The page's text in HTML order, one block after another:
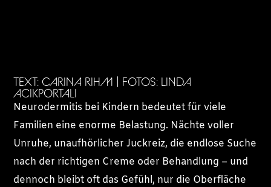
TEXT: CARINA RIHM | FOTOS: LINDA
ACIKPORTALI
Neurodermitis bei Kindern bedeutet für viele
Familien eine enorme Belastung. Nächte voller
Unruhe, unaufhörlicher Juckreiz, die endlose Suche
nach der richtigen Creme oder Behandlung – und
dennoch bleibt oft das Gefühl, nur die Oberfläche